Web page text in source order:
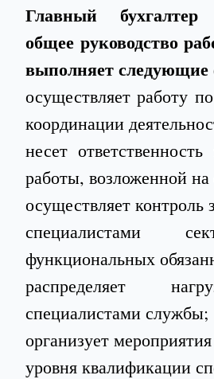
Главный бухгалтер
общее руководство
выполняет
осуществляет работу
координации
несет
работы, возложенной
осуществляет контроль
специалистами
функциональных
распределяет
специалистами службы;
организует
уровня квалификации